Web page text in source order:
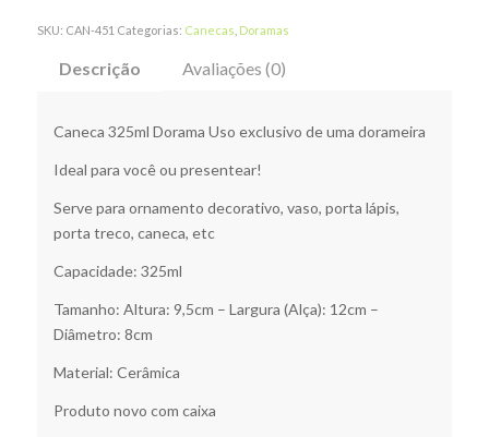
SKU: CAN-451 Categorias: Canecas Doramas
Descrição Avaliações (0)
Caneca 325ml Dorama Uso exclusivo de uma dorameira
Ideal para você ou presentear!
Serve para ornamento decorativo, vaso, porta lápis,
porta treco, caneca, etc
Capacidade: 325ml
Tamanho: Altura: 9,5cm – Largura (Alça): 12cm –
Diâmetro: 8cm
Material: Cerâmica
Produto novo com caixa